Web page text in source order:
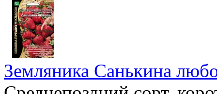
Земляника Санькина